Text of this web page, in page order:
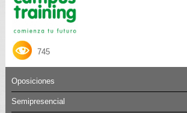
745
Oposiciones
Semipresencial